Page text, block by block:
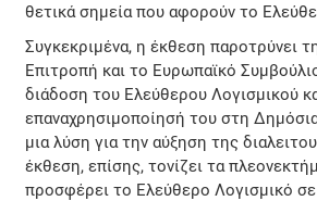
θετικά σημεία που αφορούν το
Συγκεκριμένα, η έκθεση παροτρύνει
Επιτροπή και το Ευρωπαϊκό
διάδοση του Ελεύθερου Λογισμικού
επαναχρησιμοποίησή του στη
μια λύση για την αύξηση της
έκθεση, επίσης, τονίζει τα
προσφέρει το Ελεύθερο Λογισμικό